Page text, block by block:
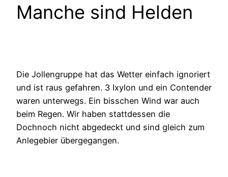
Manche sind Helden
Die Jollengruppe hat das Wetter einfach ignoriert
und ist raus gefahren. 3 Ixylon und ein Contender
waren unterwegs. Ein bisschen Wind war auch
beim Regen. Wir haben stattdessen die
Dochnoch nicht abgedeckt und sind gleich zum
Anlegebier übergegangen.